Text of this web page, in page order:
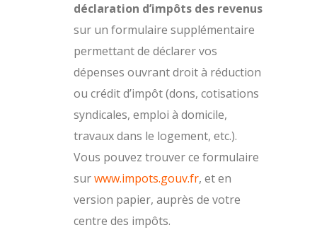
déclaration d’impôts des revenus
sur un formulaire supplémentaire
permettant de déclarer vos
dépenses ouvrant droit à réduction
ou crédit d’impôt (dons, cotisations
syndicales, emploi à domicile,
travaux dans le logement, etc.).
Vous pouvez trouver ce formulaire
surwww.impots.gouv.fr, et en
version papier, auprès de votre
centre des impôts.